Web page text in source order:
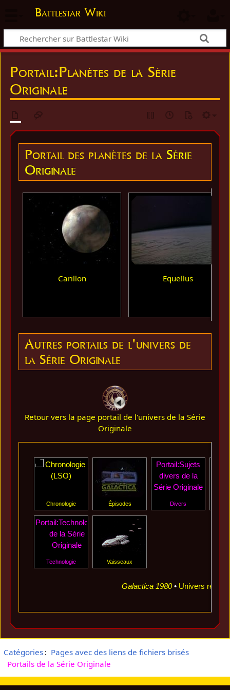
Battlestar Wiki
Portail:Planètes de la Série
Originale
Portail des planètes de la Série
Originale
Carillon Equellus
Autres portails de l'univers de
la Série Originale
Retour vers la page portail de l'univers de la Série
Originale
Chronologie Épisodes
Portail:Sujets
divers de la
Série Originale
Divers
Portail:Technologie
de la Série
Originale
Technologie Vaisseaux
Galactica 1980• Univers
Catégories: Pages avec des liens de fichiers brisés
Portails de la Série Originale